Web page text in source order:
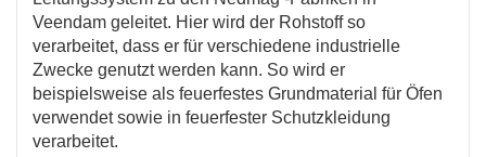
Veendam geleitet. Hier wird der Rohstoff so
verarbeitet, dass er für verschiedene industrielle
Zwecke genutzt werden kann. So wird er
beispielsweise als feuerfestes Grundmaterial für Öfen
verwendet sowie in feuerfester Schutzkleidung
verarbeitet.